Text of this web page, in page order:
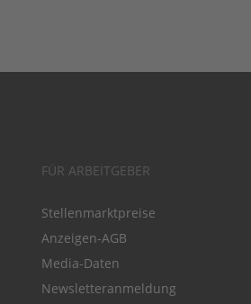
FÜR ARBEITGEBER
Stellenmarktpreise
Anzeigen-AGB
Media-Daten
Newsletteranmeldung